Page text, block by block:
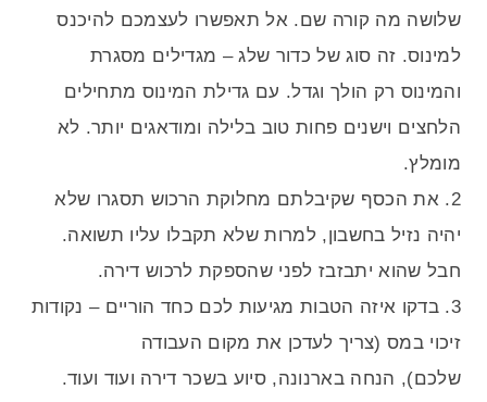
שלושה מה קורה שם. אל תאפשרו לעצמכם להיכנס
למינוס. זה סוג של כדור שלג – מגדילים מסגרת
והמינוס רק הולך וגדל. עם גדילת המינוס מתחילים
הלחצים וישנים פחות טוב בלילה ומודאגים יותר. לא
מומלץ.
2. את הכסף שקיבלתם מחלוקת הרכוש תסגרו שלא
יהיה נזיל בחשבון, למרות שלא תקבלו עליו תשואה.
חבל שהוא יתבזבז לפני שהספקת לרכוש דירה.
3. בדקו איזה הטבות מגיעות לכם כחד הוריים – נקודות
זיכוי במס (צריך לעדכן את מקום העבודה
שלכם), הנחה בארנונה, סיוע בשכר דירה ועוד ועוד.